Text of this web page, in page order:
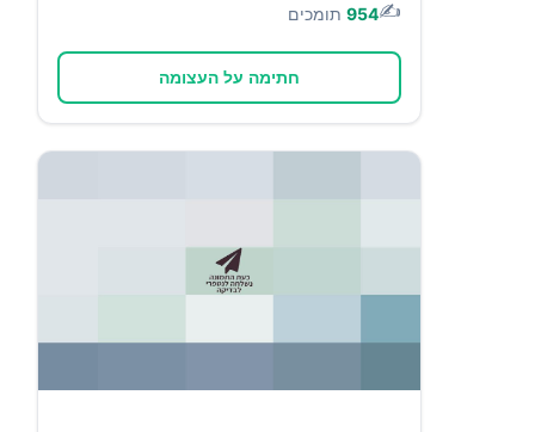
✍️
954 תומכים
חתימה על העצומה